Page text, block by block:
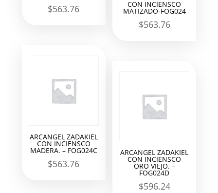
$563.76 CON INCIENSCO
MATIZADO-FOG024
$563.76
ARCANGEL ZADAKIEL
CON INCIENSCO
MADERA. – FOG024C
$563.76
ARCANGEL ZADAKIEL
CON INCIENSCO
ORO VIEJO. –
FOG024D
$596.24